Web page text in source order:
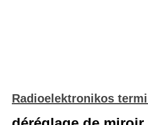
Radioelektronikos